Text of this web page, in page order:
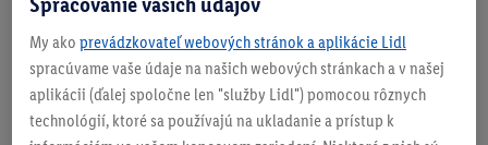
O produkte
My ako prevádzkovateľ webových stránok a aplikácie Lidl
spracúvame vaše údaje na našich webových stránkach a v našej
aplikácii (ďalej spoločne len "služby Lidl") pomocou rôznych
technológií, ktoré sa používajú na ukladanie a prístup k